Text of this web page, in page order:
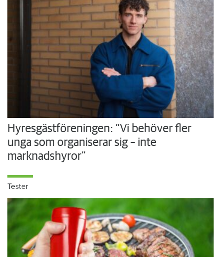
Hyresgästföreningen: ”Vi behöver fler
unga som organiserar sig – inte
marknadshyror”
Tester